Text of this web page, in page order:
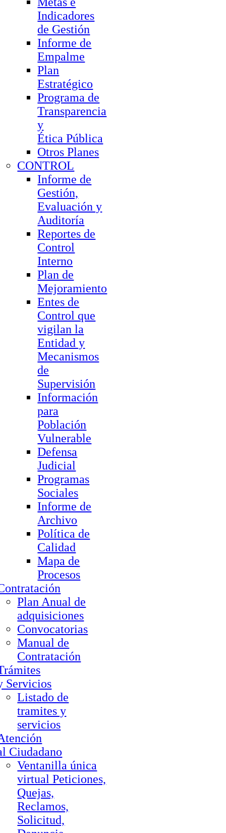
Indicadores
de Gestión
Informe de
Empalme
Plan
Estratégico
Programa de
Transparencia
y
Ética Pública
Otros Planes
CONTROL
Informe de
Gestión,
Evaluación y
Auditoría
Reportes de
Control
Interno
Plan de
Mejoramiento
Entes de
Control que
vigilan la
Entidad y
Mecanismos
de
Supervisión
Información
para
Población
Vulnerable
Defensa
Judicial
Programas
Sociales
Informe de
Archivo
Política de
Calidad
Mapa de
Procesos
Plan Anual de
adquisiciones
Convocatorias
Manual de
Contratación
Servicios
Listado de
tramites y
servicios
Ciudadano
Ventanilla única
virtual Peticiones,
Quejas,
Reclamos,
Solicitud,